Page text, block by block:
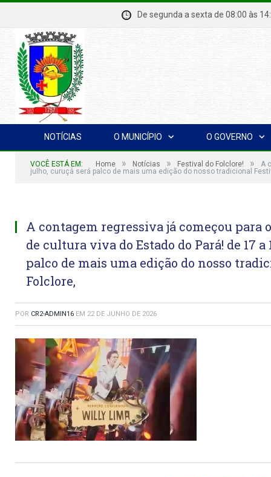
De segunda a sexta de 08:00
NOTÍCIAS O MUNICÍPIO O GOVERNO
VOCÊ ESTÁ EM: Home » Notícias » Festival do Folclore! »
A
julho, curuçá será palco de mais uma edição do nosso tradicional
A contagem regressiva já começou para
de cultura viva do Estado do Pará! de 17
palco de mais uma edição do nosso
Folclore,
POR CR2-ADMIN16 EM 22 DE JUNHO DE 2026